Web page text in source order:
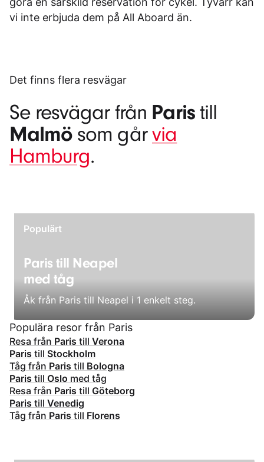
vi inte erbjuda dem på All Aboard än.
Det finns flera resvägar
Se resvägar från Paristill
Malmösom gårvia
Hamburg.
Populärt
Paris till Neapel
med tåg
Åk från Paris till Neapel i 1 enkelt steg.
Populära resor från Paris
Resa från Paris till Verona
Paris till Stockholm
Tåg från Paris till Bologna
Paris till Oslo med tåg
Resa från Paris till Göteborg
Paris till Venedig
Tåg från Paris till Florens